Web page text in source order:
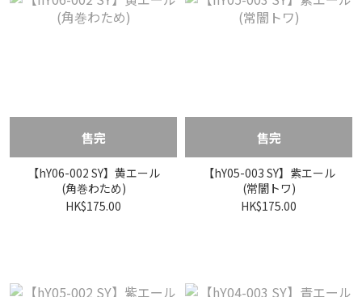
售完
【hY06-002 SY】黄エール
(角巻わため)
HK$175.00
售完
【hY05-003 SY】紫エール
(常闇トワ)
HK$175.00